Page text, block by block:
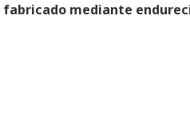
fabricado mediante